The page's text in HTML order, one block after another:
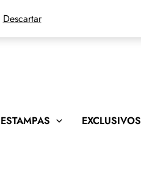
Descartar
EXCLUSIVOS